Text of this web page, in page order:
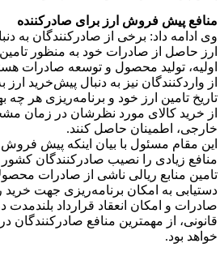
منافع پیش فروش ارز برای صادرکننده
وی ادامه داد: برخی از صادرکنندگان به
ارز حاصل از صادرات خود به منظور
اولیه، تولید محصول و توسعه صادرات
از واردکنندگان نیز به دنبال پیش‌خرید
تاریخ تامین ارز خود و برنامه‌ریزی هر چه
از خرید کالای مورد نظرشان در زمان
خارجی، اطمینان حاصل کنند.
این مقام مسئول با بیان اینکه پیش فروش
منافع زیادی را نصیب صادرکنندگان کشور
تامین منابع ریالی ناشی از صادرات
دستیابی به امکان برنامه‌ریزی جهت خرید
صادرات و امکان انعقاد قرارداد
قانونی، از مهمترین منافع
خواهد بود.